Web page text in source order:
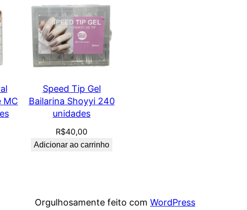
MC
Speed Tip Gel
Bailarina Shoyyi 240
unidades
R$40,00
Adicionar ao carrinho
Orgulhosamente feito com WordPress